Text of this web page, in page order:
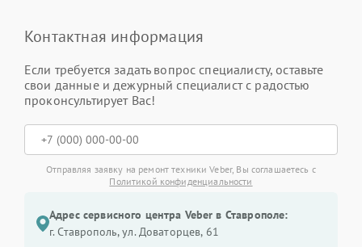
Контактная информация
Если требуется задать вопрос специалисту, оставьте
свои данные и дежурный специалист с радостью
проконсультирует Вас!
Отправляя заявку на ремонт техники Veber, Вы соглашаетесь с
Политикой конфиденциальности
Адрес сервисного центра Veber в Ставрополе:
г. Ставрополь, ул. Доваторцев, 61